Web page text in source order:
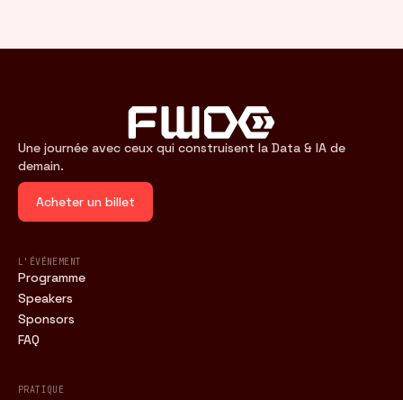
Une journée avec ceux qui construisent la Data & IA de
demain.
Acheter un billet
L'ÉVÉNEMENT
Programme
Speakers
Sponsors
FAQ
PRATIQUE